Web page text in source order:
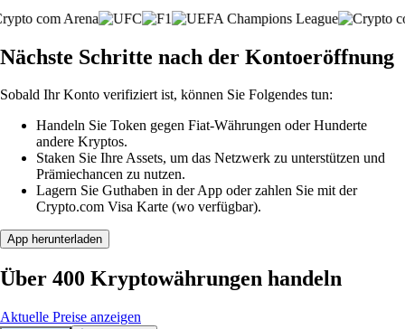
Nächste Schritte nach der Kontoeröffnung
Sobald Ihr Konto verifiziert ist, können Sie Folgendes tun:
Handeln Sie Token gegen Fiat-Währungen oder Hunderte
andere Kryptos.
Staken Sie Ihre Assets, um das Netzwerk zu unterstützen und
Prämiechancen zu nutzen.
Lagern Sie Guthaben in der App oder zahlen Sie mit der
Crypto.com Visa Karte (wo verfügbar).
App herunterladen
Über 400 Kryptowährungen handeln
Aktuelle Preise anzeigen